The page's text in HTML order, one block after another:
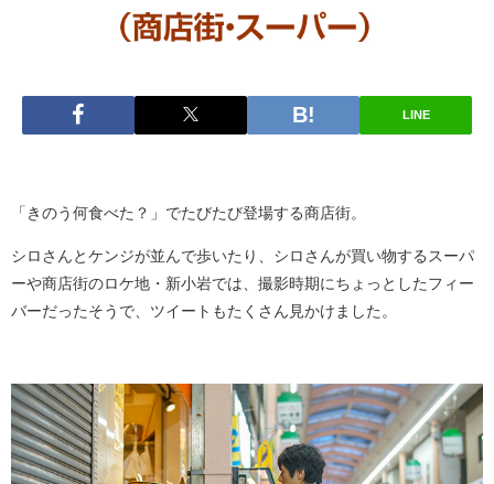
LINE
「きのう何食べた？」でたびたび登場する商店街。
シロさんとケンジが並んで歩いたり、シロさんが買い物するスーパ
ーや商店街のロケ地・新小岩では、撮影時期にちょっとしたフィー
バーだったそうで、ツイートもたくさん見かけました。